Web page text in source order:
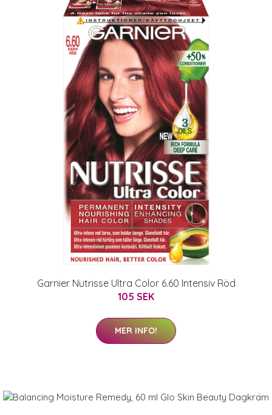
Garnier Nutrisse Ultra Color 6.60 Intensiv Röd
105 SEK
MER INFO!